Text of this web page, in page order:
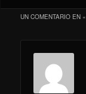
UN COMENTARIO EN «